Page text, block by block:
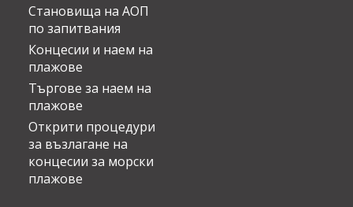
Становища на АОП
по запитвания
Концесии и наем на
плажове
Търгове за наем на
плажове
Открити процедури
за възлагане на
концесии за морски
плажове